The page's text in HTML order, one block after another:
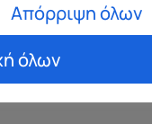
Απόρριψη όλων
όλων